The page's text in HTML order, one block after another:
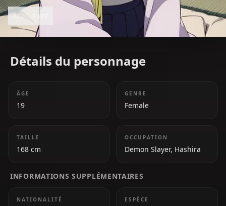
and compassionate nature. Her unique fighting style
and emotional warmth make her a memorable
character in the series.
Read more
Détails du personnage
ÂGE
19
GENRE
Female
TAILLE
168 cm
OCCUPATION
Demon Slayer, Hashira
INFORMATIONS SUPPLÉMENTAIRES
NATIONALITÉ ESPÈCE